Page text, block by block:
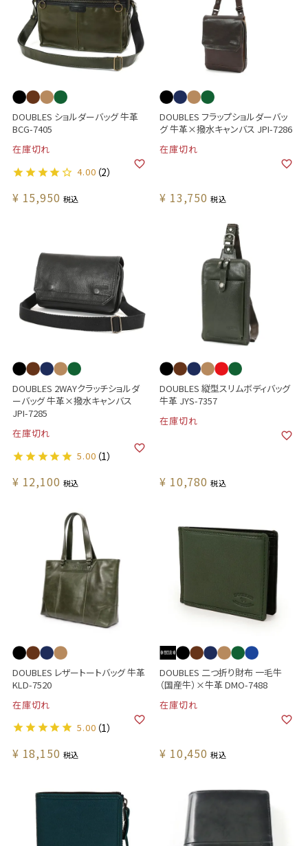
DOUBLES ショルダーバッグ 牛革
BCG-7405
在庫切れ
¥ 15,950 税込
4.00 （2）
DOUBLES フラップショルダーバッ
グ 牛革×撥水キャンバス JPI-7286
在庫切れ
¥ 13,750 税込
DOUBLES 2WAYクラッチショルダ
ーバッグ 牛革×撥水キャンバス
JPI-7285
在庫切れ
¥ 12,100 税込
5.00 （1）
DOUBLES 縦型スリムボディバッグ
牛革 JYS-7357
在庫切れ
¥ 10,780 税込
DOUBLES レザートートバッグ 牛革
KLD-7520
在庫切れ
¥ 18,150 税込
5.00 （1）
DOUBLES 二つ折り財布 一毛牛
（国産牛）×牛革 DMO-7488
在庫切れ
¥ 10,450 税込